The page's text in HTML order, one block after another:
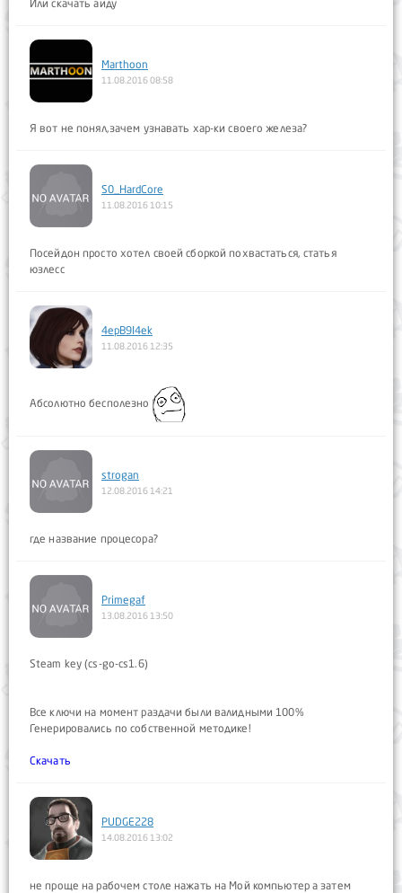
Или скачать аиду
Marthoon
11.08.2016 08:58
Я вот не понял,зачем узнавать хар-ки своего железа?
S0_HardCore
11.08.2016 10:15
Посейдон просто хотел своей сборкой похвастаться, статья
юзлесс
4epB9I4ek
11.08.2016 12:35
Абсолютно бесполезно
strogan
12.08.2016 14:21
где название процесора?
Primegaf
13.08.2016 13:50
Steam key (cs-go-cs1.6)
Все ключи на момент раздачи были валидными 100%
Генерировались по собственной методике!
Скачать
PUDGE228
14.08.2016 13:02
не проще на рабочем столе нажать на Мой компьютер а затем